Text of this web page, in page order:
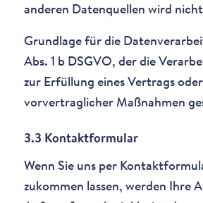
anderen Datenquellen wird
Grundlage für die
Abs. 1 b DSGVO, der die
zur Erfüllung eines Vertrags oder
vorvertraglicher Maßnahmen
3.3 Kontaktformular
Wenn Sie uns per
zukommen lassen, werden Ihre